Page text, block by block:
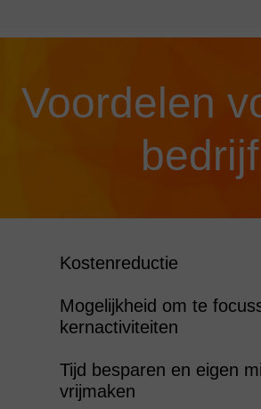
Kostenreductie
Mogelijkheid om te
kernactiviteiten
Tijd besparen en eigen
vrijmaken
Voordelen
bedrijf